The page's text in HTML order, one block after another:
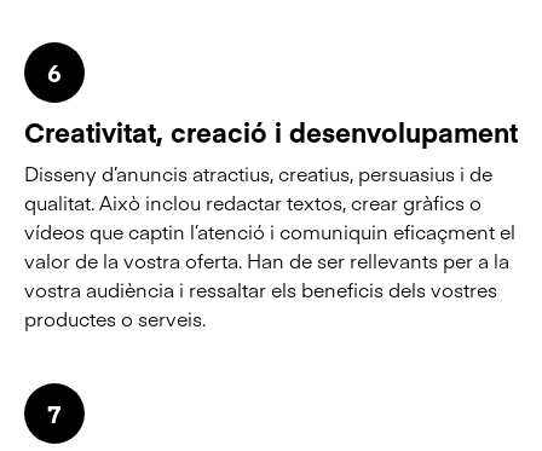
6
Creativitat, creació i desenvolupament
Disseny d’anuncis atractius, creatius, persuasius i de
qualitat. Això inclou redactar textos, crear gràfics o
vídeos que captin l’atenció i comuniquin eficaçment el
valor de la vostra oferta. Han de ser rellevants per a la
vostra audiència i ressaltar els beneficis dels vostres
productes o serveis.
7